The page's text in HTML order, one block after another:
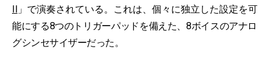
II 」で演奏されている。これは、個々に独立した設定を可
能にする8つのトリガーパッドを備えた、8ボイスのアナロ
グシンセサイザーだった。